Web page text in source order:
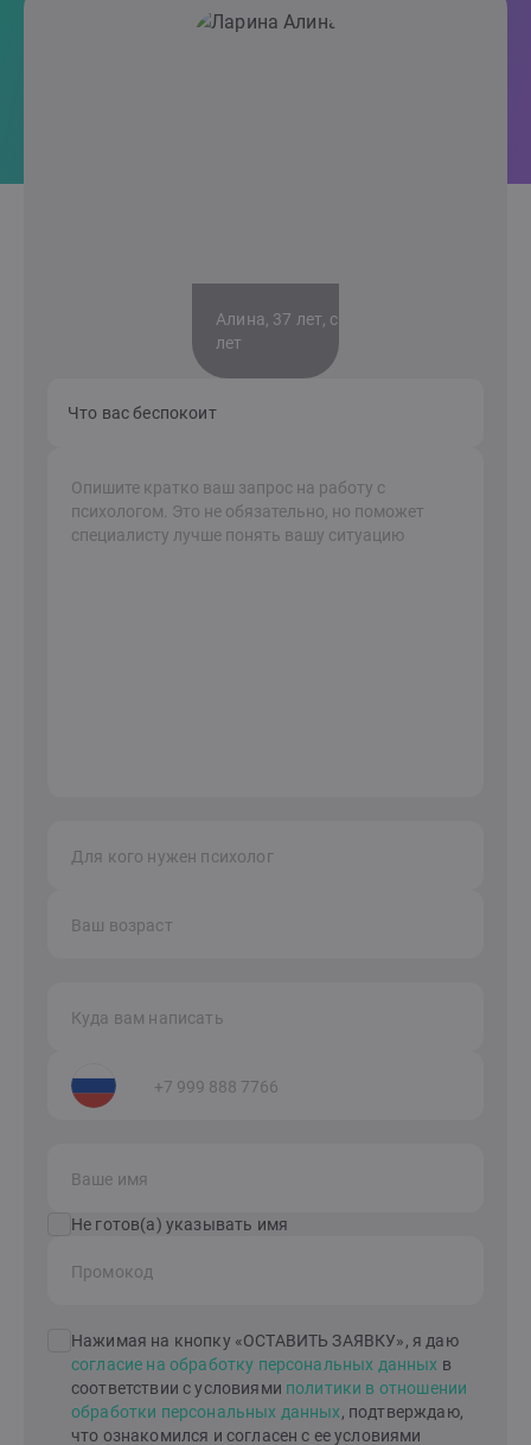
Алина, 37 лет, стаж 7
лет
Что вас беспокоит
Для кого нужен психолог
Ваш возраст
Куда вам написать
Ваше имя
Не готов(а) указывать имя
Промокод
Нажимая на кнопку «ОСТАВИТЬ ЗАЯВКУ», я даю
согласие на обработку персональных данных в
соответствии с условиями политики в отношении
обработки персональных данных, подтверждаю,
что ознакомился и согласен с ее условиями